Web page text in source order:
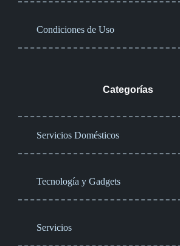
Condiciones de Uso
Categorías
Servicios Domésticos
Tecnología y Gadgets
Servicios